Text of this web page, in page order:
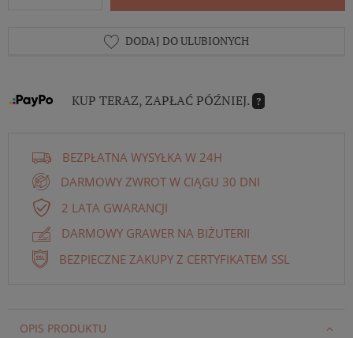
DODAJ DO ULUBIONYCH
KUP TERAZ, ZAPŁAĆ PÓŹNIEJ. ?
BEZPŁATNA WYSYŁKA W 24H
DARMOWY ZWROT W CIĄGU 30 DNI
2 LATA GWARANCJI
DARMOWY GRAWER NA BIŻUTERII
BEZPIECZNE ZAKUPY Z CERTYFIKATEM SSL
OPIS PRODUKTU